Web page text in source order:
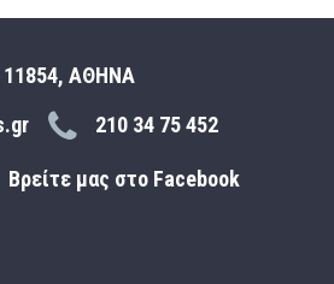
11854, ΑΘΗΝΑ
210 34 75 452
Βρείτε μας στο Facebook